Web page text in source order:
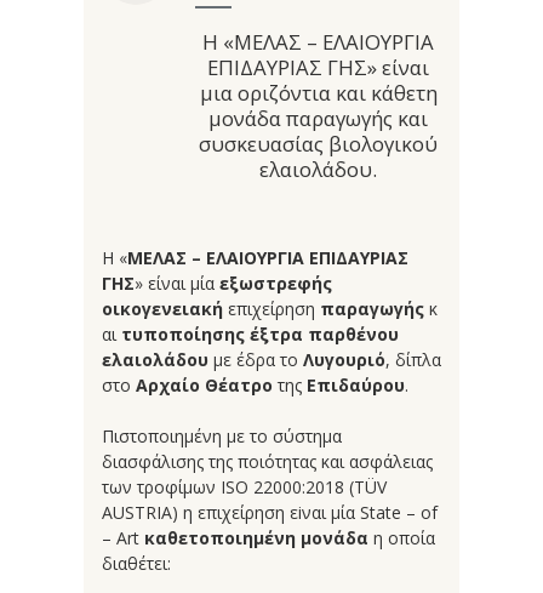
Η «ΜΕΛΑΣ – ΕΛΑΙΟΥΡΓΙΑ
ΕΠΙΔΑΥΡΙΑΣ ΓΗΣ» είναι
μια οριζόντια και κάθετη
μονάδα παραγωγής και
συσκευασίας βιολογικού
ελαιολάδου.
Η «ΜΕΛΑΣ – ΕΛΑΙΟΥΡΓΙΑ ΕΠΙΔΑΥΡΙΑΣ
ΓΗΣ» είναι μία εξωστρεφής
οικογενειακή επιχείρηση παραγωγής κ
αι τυποποίησης έξτρα παρθένου
ελαιολάδου με έδρα το Λυγουριό, δίπλα
στο Αρχαίο Θέατρο της Επιδαύρου.
Πιστοποιημένη με το σύστημα
διασφάλισης της ποιότητας και ασφάλειας
των τροφίμων ISO 22000:2018 (TÜV
AUSTRIA) η επιχείρηση εiναι μία State – of
– Art καθετοποιημένη μονάδα η οποία
διαθέτει: